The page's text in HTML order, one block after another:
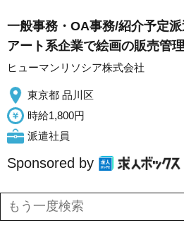
一般事務・OA事務/紹介予定
アート系企業で絵画の販売管理
ヒューマンリソシア株式会社
東京都 品川区
時給1,800円
派遣社員
Sponsored by